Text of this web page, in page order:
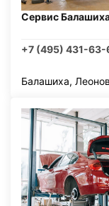
Сервис
+7 (495) 431-63-
Балашиха,